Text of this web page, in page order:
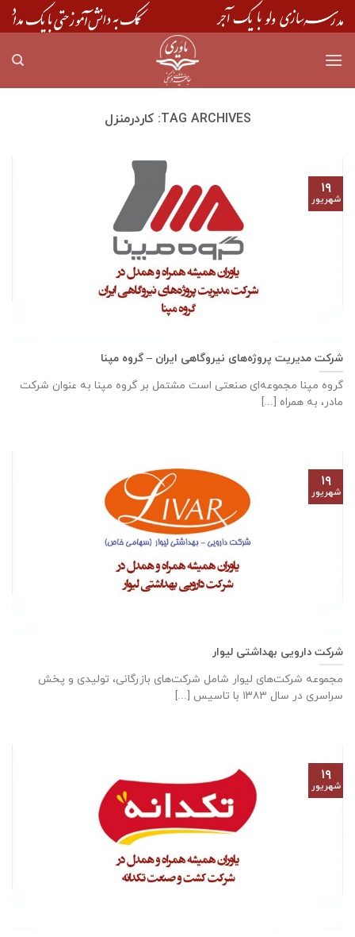
Skip
to
TAG ARCHIVES: کاردرمنزل
شرکت مدیریت پروژه‌های نیروگاهی ایران – گروه مپنا
گروه مپنا مجموعه‌ای صنعتى است مشتمل بر گروه مپنا به عنوان شرکت
مادر، به همراه [...]
۱۹
شهریور
شرکت دارویی بهداشتی لیوار
مجموعه شرکت‌های لیوار شامل شرکت‌های بازرگانی، تولیدی و پخش
سراسری در سال ۱۳۸۳ با تاسیس [...]
۱۹
شهریور
۱۹
شهریور